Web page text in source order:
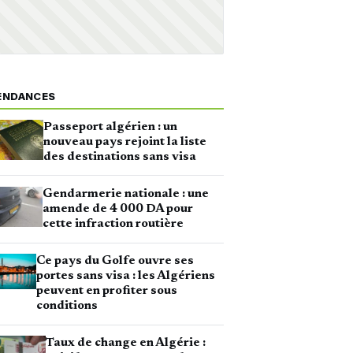
Passeport algérien : un
nouveau pays rejoint la liste
des destinations sans visa
Gendarmerie nationale : une
amende de 4 000 DA pour
cette infraction routière
Ce pays du Golfe ouvre ses
portes sans visa : les Algériens
peuvent en profiter sous
conditions
Taux de change en Algérie :